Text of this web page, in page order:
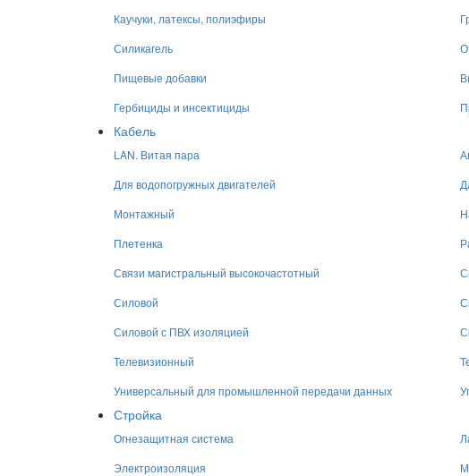
Каучуки, латексы, полиэфиры
Силикагель
Пищевые добавки
Гербициды и инсектициды
Кабель
LAN. Витая пара
Для водопогружных двигателей
Монтажный
Плетенка
Связи магистральный высокочастотный
Силовой
Силовой с ПВХ изоляцией
Телевизионный
Универсальный для промышленной передачи данных
Стройка
Огнезащитная система
Электроизоляция